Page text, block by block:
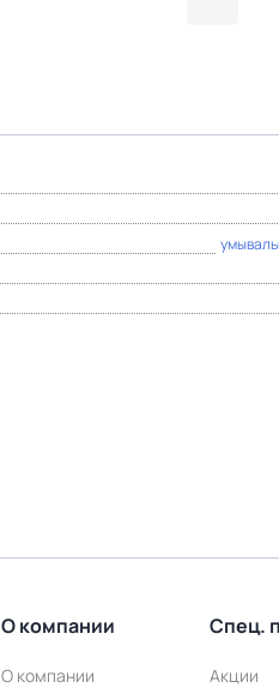
О компании
О компании
Спец.
Акции